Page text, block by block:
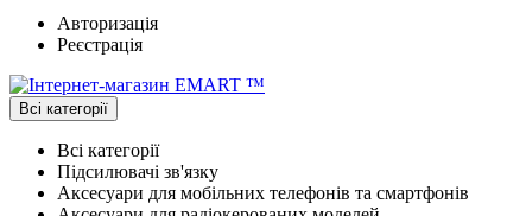
Авторизація
Реєстрація
Всі категорії
Всі категорії
Підсилювачі зв'язку
Аксесуари для мобільних телефонів та смартфонів